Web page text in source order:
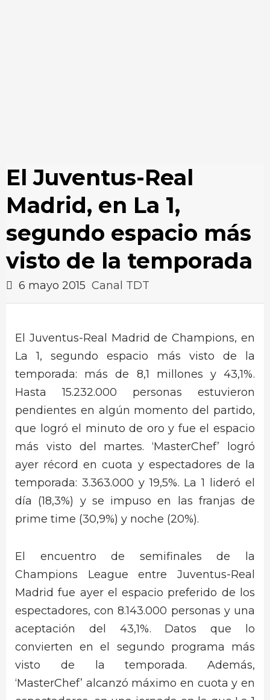
El Juventus-Real
Madrid, en La 1,
segundo espacio más
visto de la temporada
6 mayo 2015 Canal TDT
El Juventus-Real Madrid de Champions, en
La 1, segundo espacio más visto de la
temporada: más de 8,1 millones y 43,1%.
Hasta 15.232.000 personas estuvieron
pendientes en algún momento del partido,
que logró el minuto de oro y fue el espacio
más visto del martes. ‘MasterChef’ logró
ayer récord en cuota y espectadores de la
temporada: 3.363.000 y 19,5%. La 1 lideró el
día (18,3%) y se impuso en las franjas de
prime time (30,9%) y noche (20%).
El encuentro de semifinales de la
Champions League entre Juventus-Real
Madrid fue ayer el espacio preferido de los
espectadores, con 8.143.000 personas y una
aceptación del 43,1%. Datos que lo
convierten en el segundo programa más
visto de la temporada. Además,
‘MasterChef’ alcanzó máximo en cuota y en